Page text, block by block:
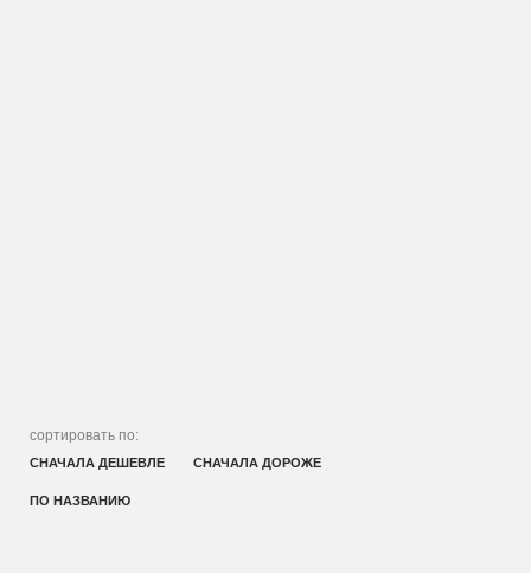
сортировать по:
СНАЧАЛА ДЕШЕВЛЕ СНАЧАЛА ДОРОЖЕ
ПО НАЗВАНИЮ